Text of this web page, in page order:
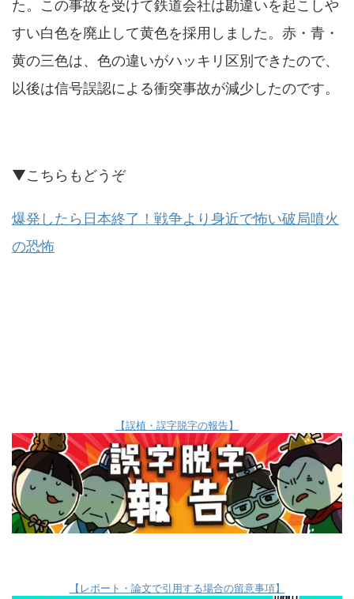
た。この事故を受けて鉄道会社は勘違いを起こしや
すい白色を廃止して黄色を採用しました。赤・青・
黄の三色は、色の違いがハッキリ区別できたので、
以後は信号誤認による衝突事故が減少したのです。
▼こちらもどうぞ
爆発したら日本終了！戦争より身近で怖い破局噴火
の恐怖
【誤植・誤字脱字の報告】
【レポート・論文で引用する場合の留意事項】